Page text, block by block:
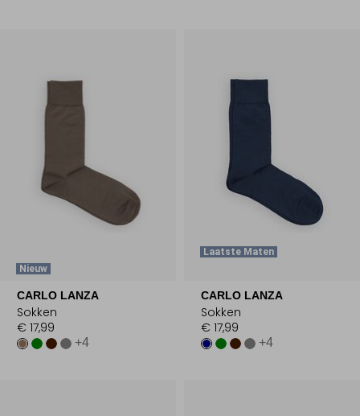
Nieuw
CARLO LANZA
Sokken
€ 17,99
+4
Laatste Maten
CARLO LANZA
Sokken
€ 17,99
+4